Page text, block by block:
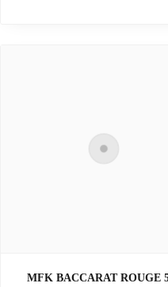
MFK BACCARAT ROUGE